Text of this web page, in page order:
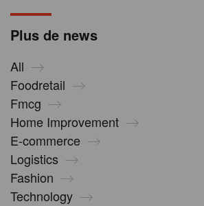
Plus de news
All
Foodretail
Fmcg
Home Improvement
E-commerce
Logistics
Fashion
Technology